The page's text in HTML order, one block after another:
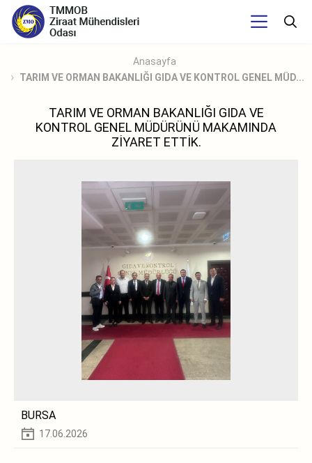
Anasayfa
TARIM VE ORMAN BAKANLIĞI GIDA VE KONTROL GENEL MÜD...
TARIM VE ORMAN BAKANLIĞI GIDA VE
KONTROL GENEL MÜDÜRÜNÜ MAKAMINDA
ZİYARET ETTİK.
BURSA
17.06.2026